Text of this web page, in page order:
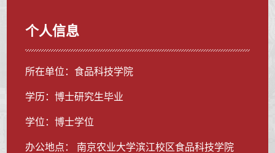
个人信息
所在单位：食品科技学院
学历：博士研究生毕业
学位：博士学位
办公地点： 南京农业大学滨江校区食品科技学院